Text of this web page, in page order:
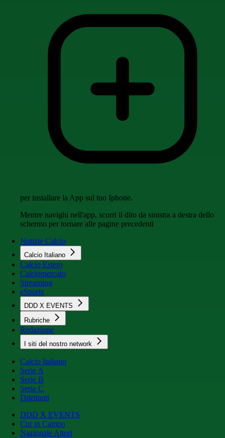
per installare la App sul tuo Iphone.
Mentre navighi nell'app, scorri il dito da sinistra a destra dello
schermo per tornare alle pagine precedenti
Notizie Calcio
Calcio Italiano
Calcio Estero
Calciomercato
Streaming
eSports
DDD X EVENTS
Rubriche
Redazione
I siti del nostro network
Calcio Italiano
Serie A
Serie B
Serie C
Dilettanti
DDD X EVENTS
Cur in Campo
Nazionale Attori